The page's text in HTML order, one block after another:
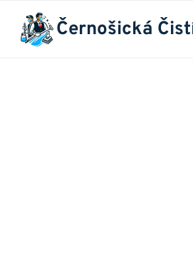
Přeskočit
obsah
Černošická